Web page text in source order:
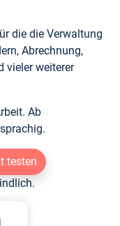
die die Verwaltung
Abrechnung,
vieler weiterer
Ab
testen